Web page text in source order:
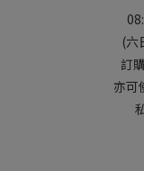
(六
訂
亦可